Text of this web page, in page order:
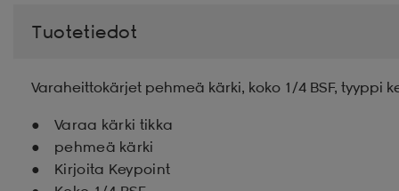
Tuotetiedot
Varaheittokärjet pehmeä kärki, koko 1/4 BSF, tyyppi
Varaa kärki tikka
pehmeä kärki
Kirjoita Keypoint